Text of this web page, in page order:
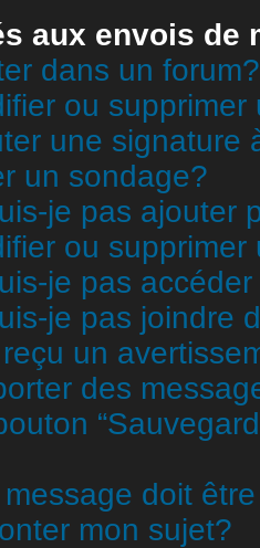
aux envois de
dans un forum?
ou supprimer
une signature
un sondage?
je pas ajouter
ou supprimer
je pas
je pas joindre
un
des
doit
mon sujet?